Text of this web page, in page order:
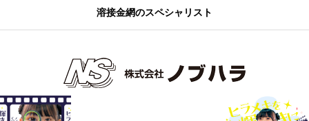
溶接金網のスペシャリスト